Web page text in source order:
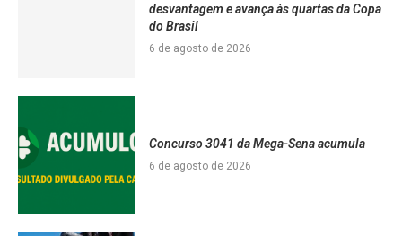
desvantagem e avança às quartas da Copa
do Brasil
6 de agosto de 2026
Concurso 3041 da Mega-Sena acumula
6 de agosto de 2026